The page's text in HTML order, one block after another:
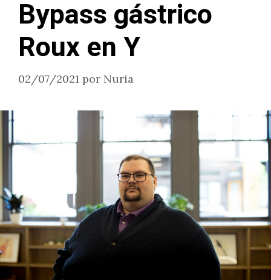
Bypass gástrico
Roux en Y
02/07/2021 por Nuria